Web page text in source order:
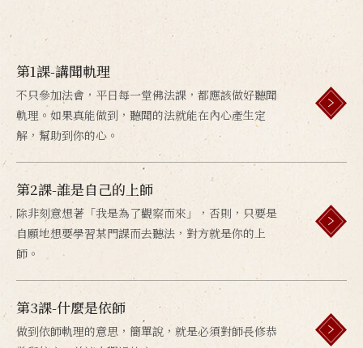
第1課-講聞軌理
不只參加法會，平日每一堂佛法課，都應該做好聽聞
軌理。如果真能做到，聽聞的法就能在內心產生定
解，幫助到你的心。
第2課-誰是自己的上師
除非刻意想著「我是為了觀察而來」，否則，只要是
自願地想要學習某門課而去聽法，對方就是你的上
師。
第3課-什麼是依師
做到依師軌理的意思，簡單說，就是必須對師長修恭